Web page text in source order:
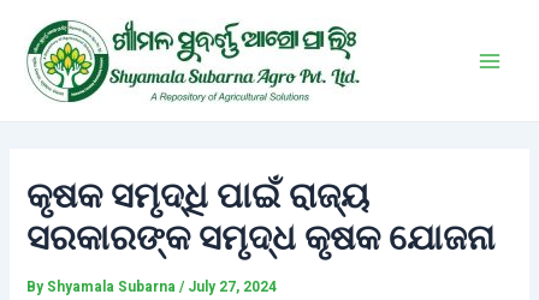
content
କୃଷକ ସମୃଦ୍ଧି ପାଇଁ ରାଜ୍ୟ
ସରକାରଙ୍କ ସମୃଦ୍ଧ କୃଷକ ଯୋଜନା
By Shyamala Subarna/ July 27, 2024
navigation